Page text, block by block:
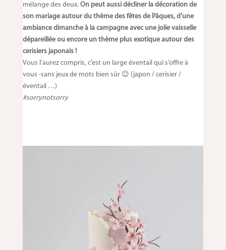
mélange des deux. On peut aussi décliner la décoration de
son mariage autour du thème des fêtes de Pâques, d’une
ambiance dimanche à la campagne avec une jolie vaisselle
dépareillée ou encore un thème plus exotique autour des
cerisiers japonais !
Vous l’aurez compris, c’est un large éventail qui s’offre à
vous -sans jeux de mots bien sûr 😉 (japon / cerisier /
éventail …)
#sorrynotsorry